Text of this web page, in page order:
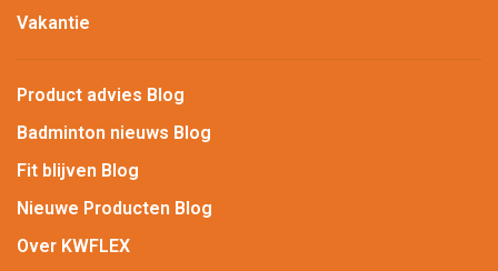
Vakantie
Product advies Blog
Badminton nieuws Blog
Fit blijven Blog
Nieuwe Producten Blog
Over KWFLEX